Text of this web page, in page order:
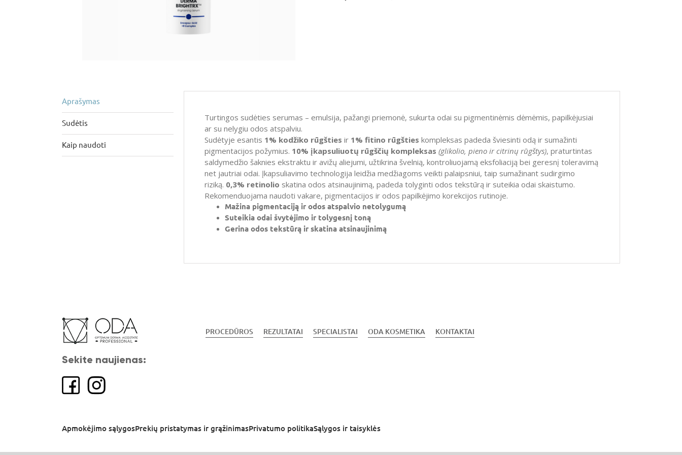
Aprašymas
Sudėtis
Kaip naudoti
Turtingos sudėties serumas – emulsija, pažangi priemonė, sukurta odai su pigmentinėmis dėmėmis, papilkėjusiai
ar su nelygiu odos atspalviu.
Sudėtyje esantis 1% kodžiko rūgšties ir 1% fitino rūgšties kompleksas padeda šviesinti odą ir sumažinti
pigmentacijos požymius. 10% įkapsuliuotų rūgščių kompleksas (glikolio, pieno ir citrinų rūgštys), praturtintas
saldymedžio šaknies ekstraktu ir avižų aliejumi, užtikrina švelnią, kontroliuojamą eksfoliaciją bei geresnį toleravimą
net jautriai odai. Įkapsuliavimo technologija leidžia medžiagoms veikti palaipsniui, taip sumažinant sudirgimo
riziką. 0,3% retinolio skatina odos atsinaujinimą, padeda tolyginti odos tekstūrą ir suteikia odai skaistumo.
Rekomenduojama naudoti vakare, pigmentacijos ir odos papilkėjimo korekcijos rutinoje.
Mažina pigmentaciją ir odos atspalvio netolygumą
Suteikia odai švytėjimo ir tolygesnį toną
Gerina odos tekstūrą ir skatina atsinaujinimą
Sekite naujienas:
PROCEDŪROS REZULTATAI SPECIALISTAI ODA KOSMETIKA KONTAKTAI
Apmokėjimo sąlygosPrekių pristatymas ir grąžinimasPrivatumo politikaSąlygos ir taisyklės